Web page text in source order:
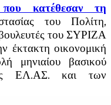
που κατέθεσαν τη
του Πολίτη,
του ΣΥΡΙΖΑ
έκτακτη οικονομική
μηνιαίου βασικού
ΕΛ.ΑΣ. και των